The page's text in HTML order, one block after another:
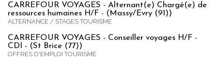
CARREFOUR VOYAGES - Alternant(e) Chargé(e) de
ressources humaines H/F - (Massy/Evry (91))
ALTERNANCE / STAGES TOURISME
CARREFOUR VOYAGES - Conseiller voyages H/F -
CDI - (St Brice (77))
OFFRES D'EMPLOI TOURISME